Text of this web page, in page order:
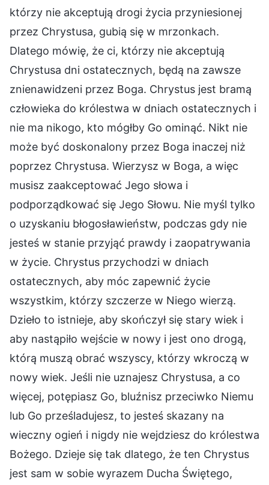
którzy nie akceptują drogi życia przyniesionej
przez Chrystusa, gubią się w mrzonkach.
Dlatego mówię, że ci, którzy nie akceptują
Chrystusa dni ostatecznych, będą na zawsze
znienawidzeni przez Boga. Chrystus jest bramą
człowieka do królestwa w dniach ostatecznych i
nie ma nikogo, kto mógłby Go ominąć. Nikt nie
może być doskonalony przez Boga inaczej niż
poprzez Chrystusa. Wierzysz w Boga, a więc
musisz zaakceptować Jego słowa i
podporządkować się Jego Słowu. Nie myśl tylko
o uzyskaniu błogosławieństw, podczas gdy nie
jesteś w stanie przyjąć prawdy i zaopatrywania
w życie. Chrystus przychodzi w dniach
ostatecznych, aby móc zapewnić życie
wszystkim, którzy szczerze w Niego wierzą.
Dzieło to istnieje, aby skończył się stary wiek i
aby nastąpiło wejście w nowy i jest ono drogą,
którą muszą obrać wszyscy, którzy wkroczą w
nowy wiek. Jeśli nie uznajesz Chrystusa, a co
więcej, potępiasz Go, bluźnisz przeciwko Niemu
lub Go prześladujesz, to jesteś skazany na
wieczny ogień i nigdy nie wejdziesz do królestwa
Bożego. Dzieje się tak dlatego, że ten Chrystus
jest sam w sobie wyrazem Ducha Świętego,